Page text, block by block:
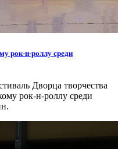
рок-н-роллу среди
Дворца творчества
рок-н-роллу среди